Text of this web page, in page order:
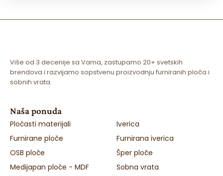
Više od 3 decenije sa Vama, zastupamo 20+ svetskih
brendova i razvijamo sopstvenu proizvodnju furniranih ploča i
sobnih vrata.
Naša ponuda
Pločasti materijali
Furnirane ploče
OSB ploče
Medijapan ploče - MDF
Iverica
Furnirana iverica
Šper ploče
Sobna vrata